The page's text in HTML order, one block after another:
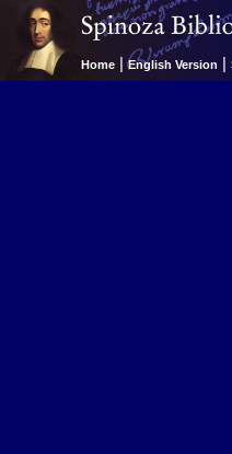
Home | English Version |